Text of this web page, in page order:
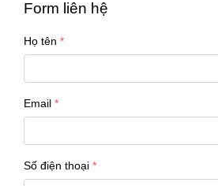
Form liên hệ
Họ tên
Email
Số điện thoại